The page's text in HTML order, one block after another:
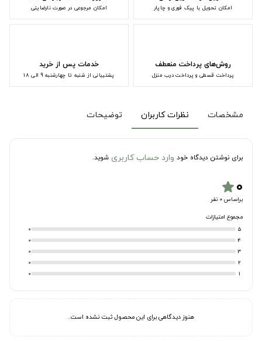
امکان تحویل با پیک فوری و چاپار امکان مرجوعی در صورت نارضایتی
روش‌های پرداخت منعطف
پرداخت قسطی و پرداخت درب منزل
خدمات پس از خرید
پشتیبانی از شنبه تا چهارشنبه 9 الی 18
مشخصات نظرات کاربران توضیحات
برای نوشتن دیدگاه خود وارد حساب کاربری شوید.
۰star
براساس 0 نفر
مجموع امتیازات
5
0
4
0
3
0
2
0
1
0
هنوز دیدگاهی برای این محصول ثبت نشده است.